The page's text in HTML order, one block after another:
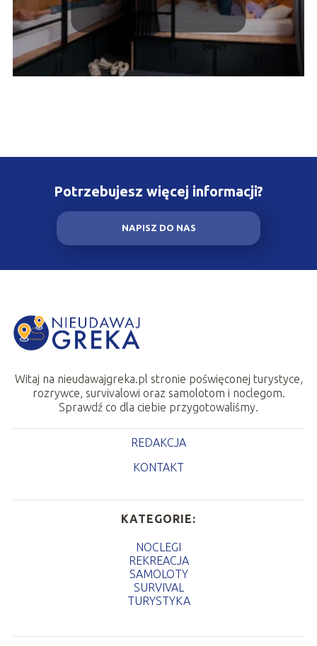
Potrzebujesz więcej informacji?
NAPISZ DO NAS
Witaj na nieudawajgreka.pl stronie poświęconej turystyce,
rozrywce, survivalowi oraz samolotom i noclegom.
Sprawdź co dla ciebie przygotowaliśmy.
REDAKCJA
KONTAKT
KATEGORIE:
NOCLEGI
REKREACJA
SAMOLOTY
SURVIVAL
TURYSTYKA